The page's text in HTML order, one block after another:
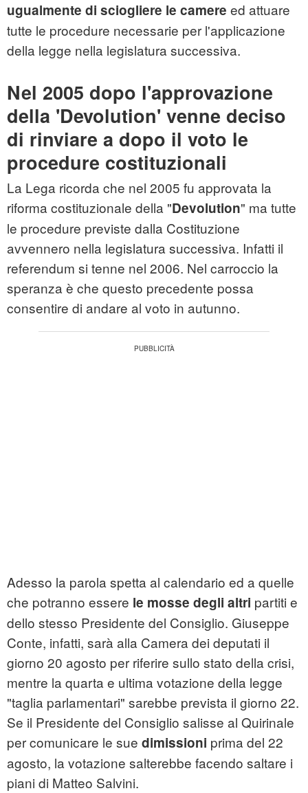
ugualmente di sciogliere le camere ed attuare
tutte le procedure necessarie per l'applicazione
della legge nella legislatura successiva.
Nel 2005 dopo l'approvazione
della 'Devolution' venne deciso
di rinviare a dopo il voto le
procedure costituzionali
La Lega ricorda che nel 2005 fu approvata la
riforma costituzionale della "Devolution" ma tutte
le procedure previste dalla Costituzione
avvennero nella legislatura successiva. Infatti il
referendum si tenne nel 2006. Nel carroccio la
speranza è che questo precedente possa
consentire di andare al voto in autunno.
Adesso la parola spetta al calendario ed a quelle
che potranno essere le mosse degli altri partiti e
dello stesso Presidente del Consiglio. Giuseppe
Conte, infatti, sarà alla Camera dei deputati il
giorno 20 agosto per riferire sullo stato della crisi,
mentre la quarta e ultima votazione della legge
"taglia parlamentari" sarebbe prevista il giorno 22.
Se il Presidente del Consiglio salisse al Quirinale
per comunicare le sue dimissioni prima del 22
agosto, la votazione salterebbe facendo saltare i
piani di Matteo Salvini.